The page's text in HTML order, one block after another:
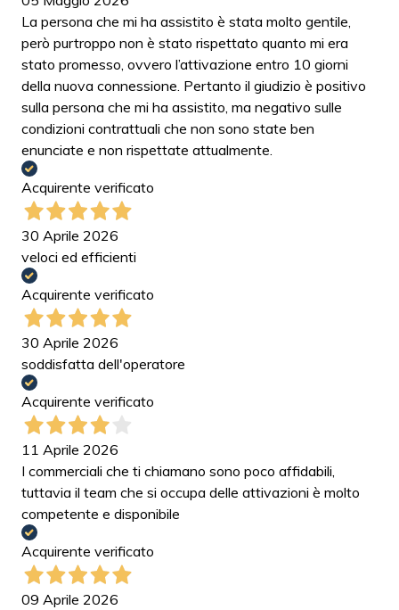
La persona che mi ha assistito è stata molto gentile,
però purtroppo non è stato rispettato quanto mi era
stato promesso, ovvero l’attivazione entro 10 giorni
della nuova connessione. Pertanto il giudizio è positivo
sulla persona che mi ha assistito, ma negativo sulle
condizioni contrattuali che non sono state ben
enunciate e non rispettate attualmente.
Acquirente verificato
30 Aprile 2026
veloci ed efficienti
Acquirente verificato
30 Aprile 2026
soddisfatta dell'operatore
Acquirente verificato
11 Aprile 2026
I commerciali che ti chiamano sono poco affidabili,
tuttavia il team che si occupa delle attivazioni è molto
competente e disponibile
Acquirente verificato
09 Aprile 2026